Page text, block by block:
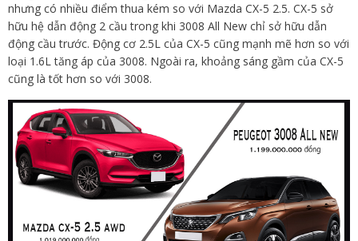
nhưng có nhiều điểm thua kém so với Mazda CX-5 2.5. CX-5 sở
hữu hệ dẫn động 2 cầu trong khi 3008 All New chỉ sở hữu dẫn
động cầu trước. Động cơ 2.5L của CX-5 cũng mạnh mẽ hơn so với
loại 1.6L tăng áp của 3008. Ngoài ra, khoảng sáng gầm của CX-5
cũng là tốt hơn so với 3008.